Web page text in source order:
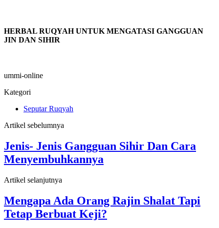
HERBAL RUQYAH UNTUK MENGATASI GANGGUAN
JIN DAN SIHIR
ummi-online
Kategori
Seputar Ruqyah
Artikel sebelumnya
Jenis- Jenis Gangguan Sihir Dan Cara
Menyembuhkannya
Artikel selanjutnya
Mengapa Ada Orang Rajin Shalat Tapi
Tetap Berbuat Keji?